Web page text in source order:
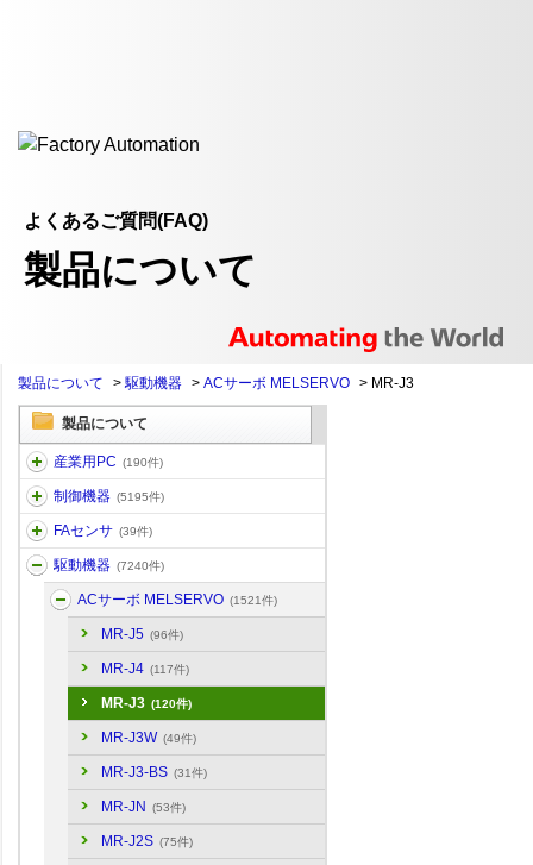
よくあるご質問(FAQ)
製品について
製品について >駆動機器 > ACサーボ MELSERVO > MR-J3
製品について
産業用PC (190件)
制御機器 (5195件)
FAセンサ (39件)
駆動機器 (7240件)
ACサーボ MELSERVO (1521件)
MR-J5 (96件)
MR-J4 (117件)
MR-J3 (120件)
MR-J3W (49件)
MR-J3-BS (31件)
MR-JN (53件)
MR-J2S (75件)